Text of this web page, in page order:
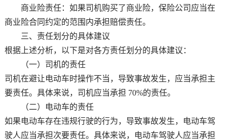
商业险责任：如果司机购买了商业险，保险公司应当在
商业险合同约定的范围内承担赔偿责任。
三、责任划分的具体建议
根据上述分析，以下是对各方责任划分的具体建议：
（一）司机的责任
司机在避让电动车时操作不当，导致事故发生，应当承担主
要责任。具体来说，司机应当承担 70%的责任。
（二）电动车的责任
如果电动车存在违规行驶的行为，导致事故发生，电动车驾
驶人应当承担次要责任。具体来说，电动车驾驶人应当承担